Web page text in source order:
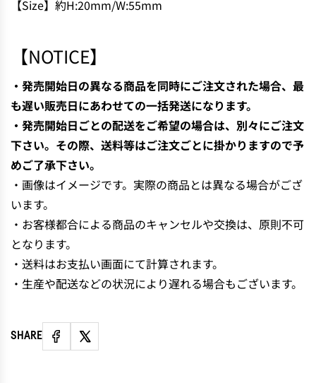
N
【Size】約H:20mm/W:55mm
【NOTICE】
・発売開始日の異なる商品を同時にご注文された場合、最
も遅い販売日にあわせての一括発送になります。
・発売開始日ごとの配送をご希望の場合は、別々にご注文
下さい。その際、送料等はご注文ごとに掛かりますので予
めご了承下さい。
・画像はイメージです。実際の商品とは異なる場合がござ
います。
・お客様都合による商品のキャンセルや交換は、原則不可
となります。
・送料はお支払い画面にて計算されます。
・生産や配送などの状況により遅れる場合もございます。
SHARE